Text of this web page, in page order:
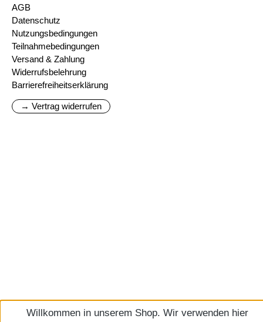
AGB
Datenschutz
Nutzungsbedingungen
Teilnahmebedingungen
Versand & Zahlung
Widerrufsbelehrung
Barrierefreiheitserklärung
→ Vertrag widerrufen
Willkommen in unserem Shop. Wir verwenden hier